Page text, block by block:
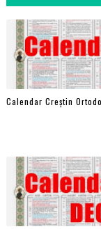
Calendar Creștin